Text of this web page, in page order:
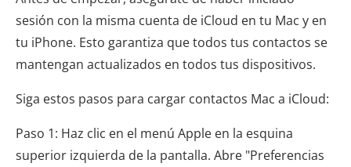
sesión con la misma cuenta de iCloud en tu Mac y en
tu iPhone. Esto garantiza que todos tus contactos se
mantengan actualizados en todos tus dispositivos.
Siga estos pasos para cargar contactos Mac a iCloud:
Paso 1: Haz clic en el menú Apple en la esquina
superior izquierda de la pantalla. Abre "Preferencias